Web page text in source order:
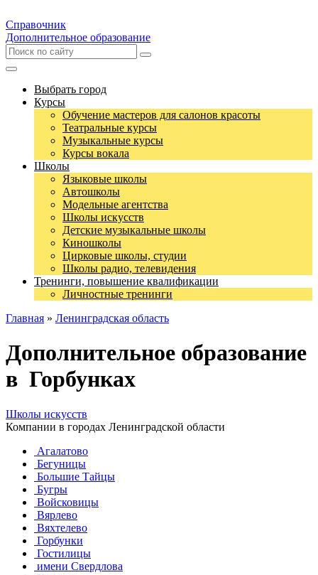
Справочник
Дополнительное образование
Выбрать город
Курсы
Обучение мастеров для салонов красоты
Театральные курсы
Музыкальные курсы
Курсы вокала
Школы
Языковые школы
Автошколы
Модельные агентства
Школы искусств
Детские музыкальные школы
Киношколы
Цирковые школы, студии
Школы радио, телевидения
Тренинги, повышение квалификации
Личностные тренинги
Главная » Ленинградская область
Дополнительное образование
в Горбунках
Школы искусств
Компании в городах Ленинградской области
Агалатово
Бегуницы
Большие Тайцы
Бугры
Войсковицы
Вярлево
Вяхтелево
Горбунки
Гостилицы
имени Свердлова